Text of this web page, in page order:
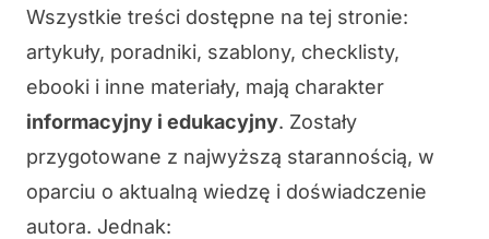
Wszystkie treści dostępne na tej stronie:
artykuły, poradniki, szablony, checklisty,
ebooki i inne materiały, mają charakter
informacyjny i edukacyjny. Zostały
przygotowane z najwyższą starannością, w
oparciu o aktualną wiedzę i doświadczenie
autora. Jednak: